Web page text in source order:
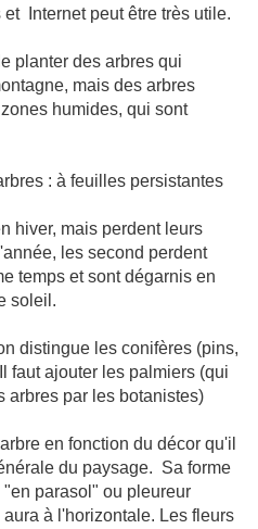
Internet peut être très utile.
planter des arbres qui
mais des arbres
humides, qui sont
: à feuilles persistantes
hiver, mais perdent leurs
les second perdent
temps et sont dégarnis en
soleil.
distingue les conifères (pins,
faut ajouter les palmiers (qui
arbres par les botanistes)
en fonction du décor qu'il
du paysage. Sa forme
parasol" ou pleureur
à l'horizontale. Les fleurs